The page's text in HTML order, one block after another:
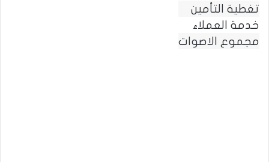
تغطية التأمين
خدمة العملاء
مجموع الاصوات